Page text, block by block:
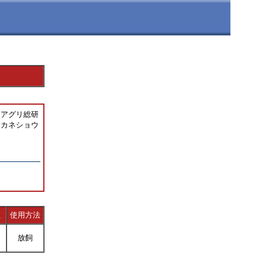
アグリ総研
ネショウ
使用方法
放飼